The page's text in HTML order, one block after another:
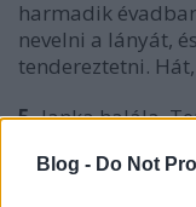
Blog - Do Not
harmadik
nevelni a lányát,
tendereztetni.
5.Janka halála.
azzal, hogy